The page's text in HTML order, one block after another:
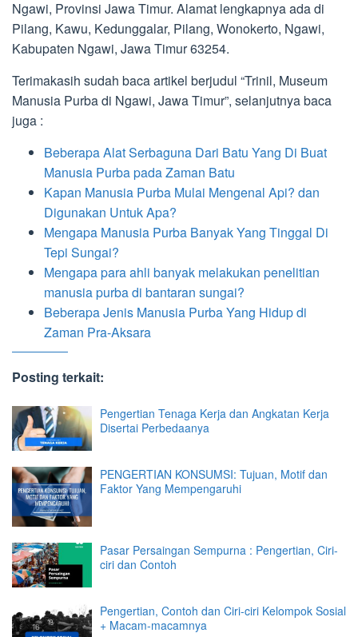
Ngawi, Provinsi Jawa Timur. Alamat lengkapnya ada di
Pilang, Kawu, Kedunggalar, Pilang, Wonokerto, Ngawi,
Kabupaten Ngawi, Jawa Timur 63254.
Terimakasih sudah baca artikel berjudul “Trinil, Museum
Manusia Purba di Ngawi, Jawa Timur”, selanjutnya baca
juga :
Beberapa Alat Serbaguna Dari Batu Yang Di Buat
Manusia Purba pada Zaman Batu
Kapan Manusia Purba Mulai Mengenal Api? dan
Digunakan Untuk Apa?
Mengapa Manusia Purba Banyak Yang Tinggal Di
Tepi Sungai?
Mengapa para ahli banyak melakukan penelitian
manusia purba di bantaran sungai?
Beberapa Jenis Manusia Purba Yang Hidup di
Zaman Pra-Aksara
Posting terkait:
Pengertian Tenaga Kerja dan Angkatan Kerja
Disertai Perbedaanya
PENGERTIAN KONSUMSI: Tujuan, Motif dan
Faktor Yang Mempengaruhi
Pasar Persaingan Sempurna : Pengertian, Ciri-
ciri dan Contoh
Pengertian, Contoh dan Ciri-ciri Kelompok Sosial
+ Macam-macamnya